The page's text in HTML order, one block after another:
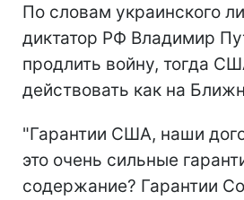
По словам украинского
диктатор РФ Владимир
продлить войну, тогда
действовать как на
"Гарантии США, наши
это очень сильные
содержание? Гарантии